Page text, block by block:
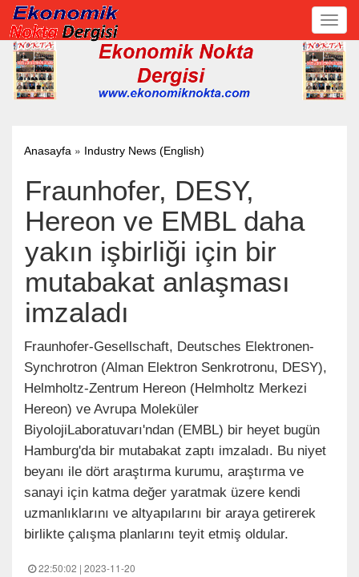
Anasayfa » Industry News (English)
Fraunhofer, DESY,
Hereon ve EMBL daha
yakın işbirliği için bir
mutabakat anlaşması
imzaladı
Fraunhofer-Gesellschaft, Deutsches Elektronen-
Synchrotron (Alman Elektron Senkrotronu, DESY),
Helmholtz-Zentrum Hereon (Helmholtz Merkezi
Hereon) ve Avrupa Moleküler
BiyolojiLaboratuvarı'ndan (EMBL) bir heyet bugün
Hamburg'da bir mutabakat zaptı imzaladı. Bu niyet
beyanı ile dört araştırma kurumu, araştırma ve
sanayi için katma değer yaratmak üzere kendi
uzmanlıklarını ve altyapılarını bir araya getirerek
birlikte çalışma planlarını teyit etmiş oldular.
22:50:02 | 2023-11-20